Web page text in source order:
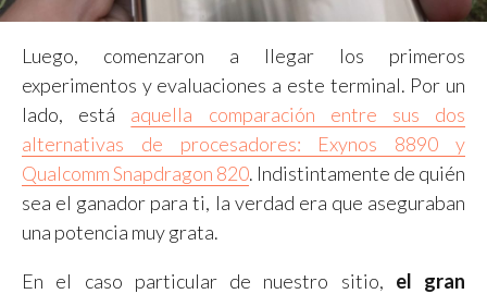
Luego, comenzaron a llegar los primeros
experimentos y evaluaciones a este terminal. Por un
lado, está aquella comparación entre sus dos
alternativas de procesadores: Exynos 8890 y
Qualcomm Snapdragon 820. Indistintamente de quién
sea el ganador para ti, la verdad era que aseguraban
una potencia muy grata.
En el caso particular de nuestro sitio, el gran